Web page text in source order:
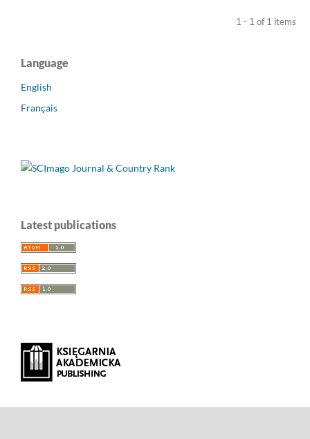
1 - 1 of 1 items
Language
English
Français
Latest publications